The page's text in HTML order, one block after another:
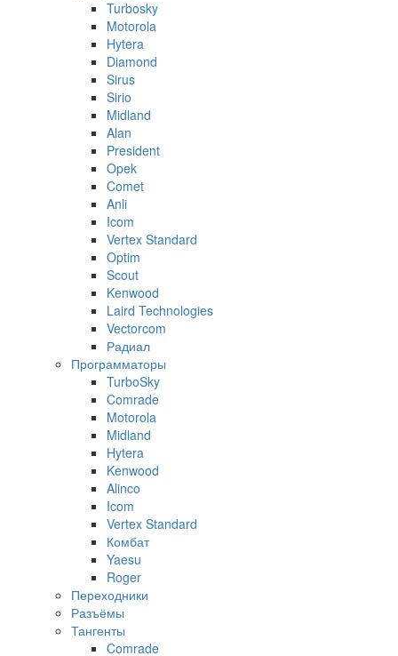
Turbosky
Motorola
Hytera
Diamond
Sirus
Sirio
Midland
Alan
President
Opek
Comet
Anli
Icom
Vertex Standard
Optim
Scout
Kenwood
Laird Technologies
Vectorcom
Радиал
Программаторы
TurboSky
Comrade
Motorola
Midland
Hytera
Kenwood
Alinco
Icom
Vertex Standard
Комбат
Yaesu
Roger
Переходники
Разъёмы
Тангенты
Comrade